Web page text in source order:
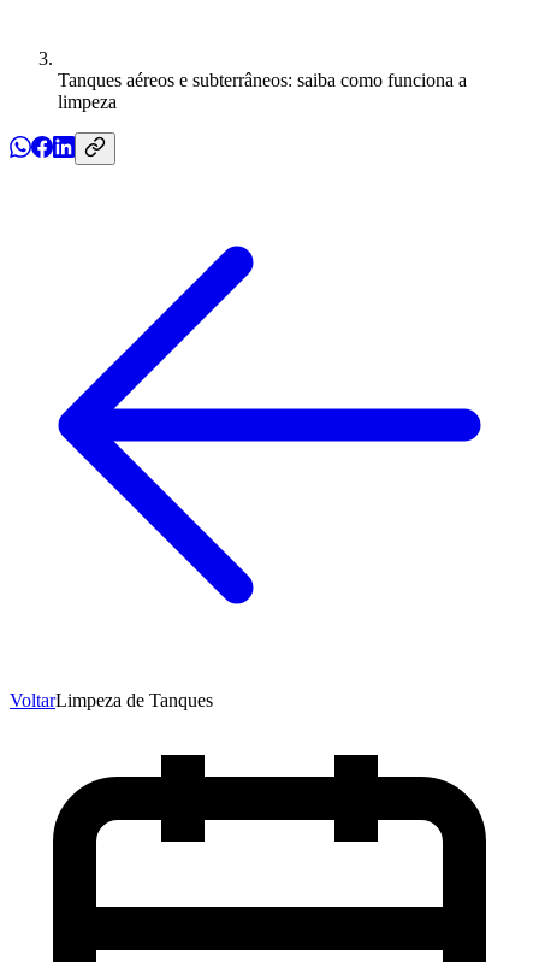
Tanques aéreos e subterrâneos: saiba como funciona a
limpeza
VoltarLimpeza de Tanques